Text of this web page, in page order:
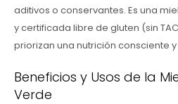
aditivos o conservantes. Es una
y certificada libre de gluten (sin
priorizan una nutrición consciente
Beneficios y Usos de la
Verde